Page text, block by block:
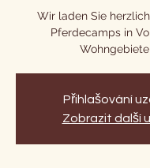
Wir laden Sie
Pferdecamps in
Přihlašování
Zobrazit další